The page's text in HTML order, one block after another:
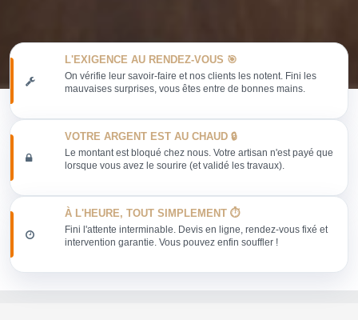
L'EXIGENCE AU RENDEZ-VOUS 🎯
On vérifie leur savoir-faire et nos clients les notent. Fini les
mauvaises surprises, vous êtes entre de bonnes mains.
VOTRE ARGENT EST AU CHAUD 🔒
Le montant est bloqué chez nous. Votre artisan n'est payé que
lorsque vous avez le sourire (et validé les travaux).
À L'HEURE, TOUT SIMPLEMENT ⏱️
Fini l'attente interminable. Devis en ligne, rendez-vous fixé et
intervention garantie. Vous pouvez enfin souffler !